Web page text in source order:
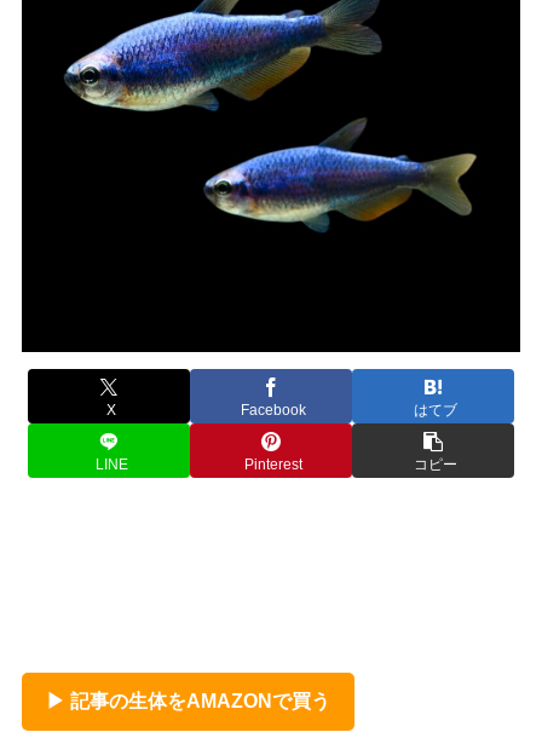
X Facebook はてブ
LINE Pinterest コピー
▶ 記事の生体をAMAZONで買う